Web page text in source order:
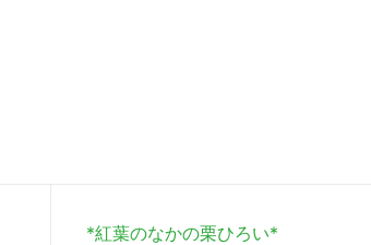
*紅葉のなかの栗ひろい*